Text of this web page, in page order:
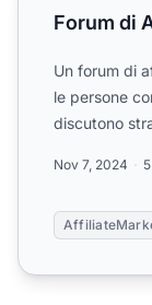
Forum di
Un forum di
le persone
discutono
Nov 7, 2024